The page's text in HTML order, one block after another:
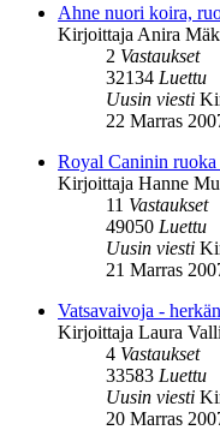
Ahne nuori koira,
Kirjoittaja Anira
2 Vastaukset
32134 Luettu
Uusin viesti
22 Marras
Royal Caninin ruoka
Kirjoittaja Hanne
11 Vastaukset
49050 Luettu
Uusin viesti
21 Marras
Vatsavaivoja -
Kirjoittaja Laura
4 Vastaukset
33583 Luettu
Uusin viesti
20 Marras